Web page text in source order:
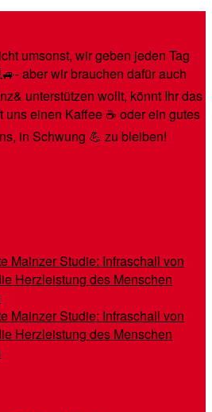
umsonst, wir geben jeden Tag
aber wir brauchen dafür auch
unterstützen wollt, könnt Ihr das
uns einen Kaffee ☕️ oder ein gutes
in Schwung 💪 zu bleiben!
Mainzer Studie: Infraschall von
Herzleistung des Menschen
Mainzer Studie: Infraschall von
Herzleistung des Menschen